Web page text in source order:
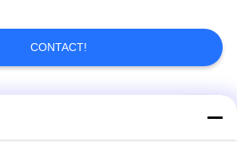
la pompe à
25
CONTACT!
populaires